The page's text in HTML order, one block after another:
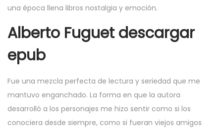
una época llena libros nostalgia y emoción.
Alberto Fuguet descargar
epub
Fue una mezcla perfecta de lectura y seriedad que me
mantuvo enganchado. La forma en que la autora
desarrolló a los personajes me hizo sentir como si los
conociera desde siempre, como si fueran viejos amigos